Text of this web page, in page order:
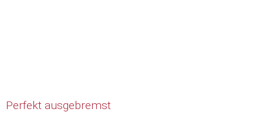
Perfekt ausgebremst